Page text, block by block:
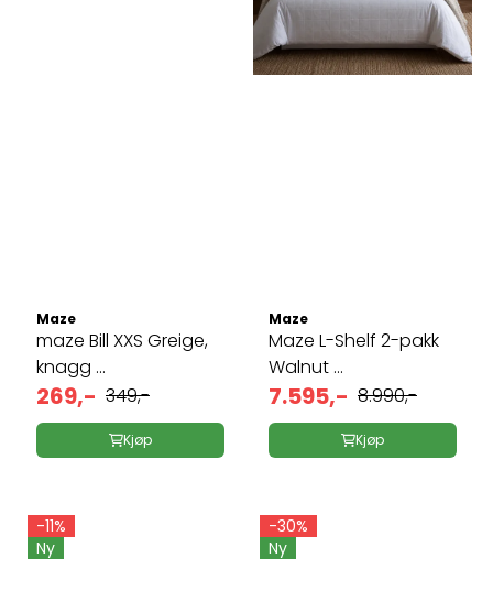
Maze
maze Bill XXS Greige,
knagg ...
269,- 349,-
Kjøp
Maze
Maze L-Shelf 2-pakk
Walnut ...
7.595,- 8.990,-
Kjøp
-11%
Ny
-30%
Ny